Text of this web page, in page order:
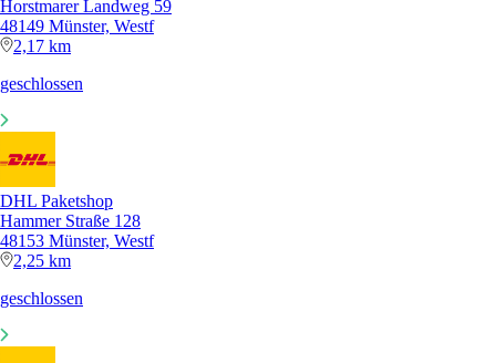
Horstmarer Landweg 59
48149 Münster, Westf
2,17 km
geschlossen
DHL Paketshop
Hammer Straße 128
48153 Münster, Westf
2,25 km
geschlossen